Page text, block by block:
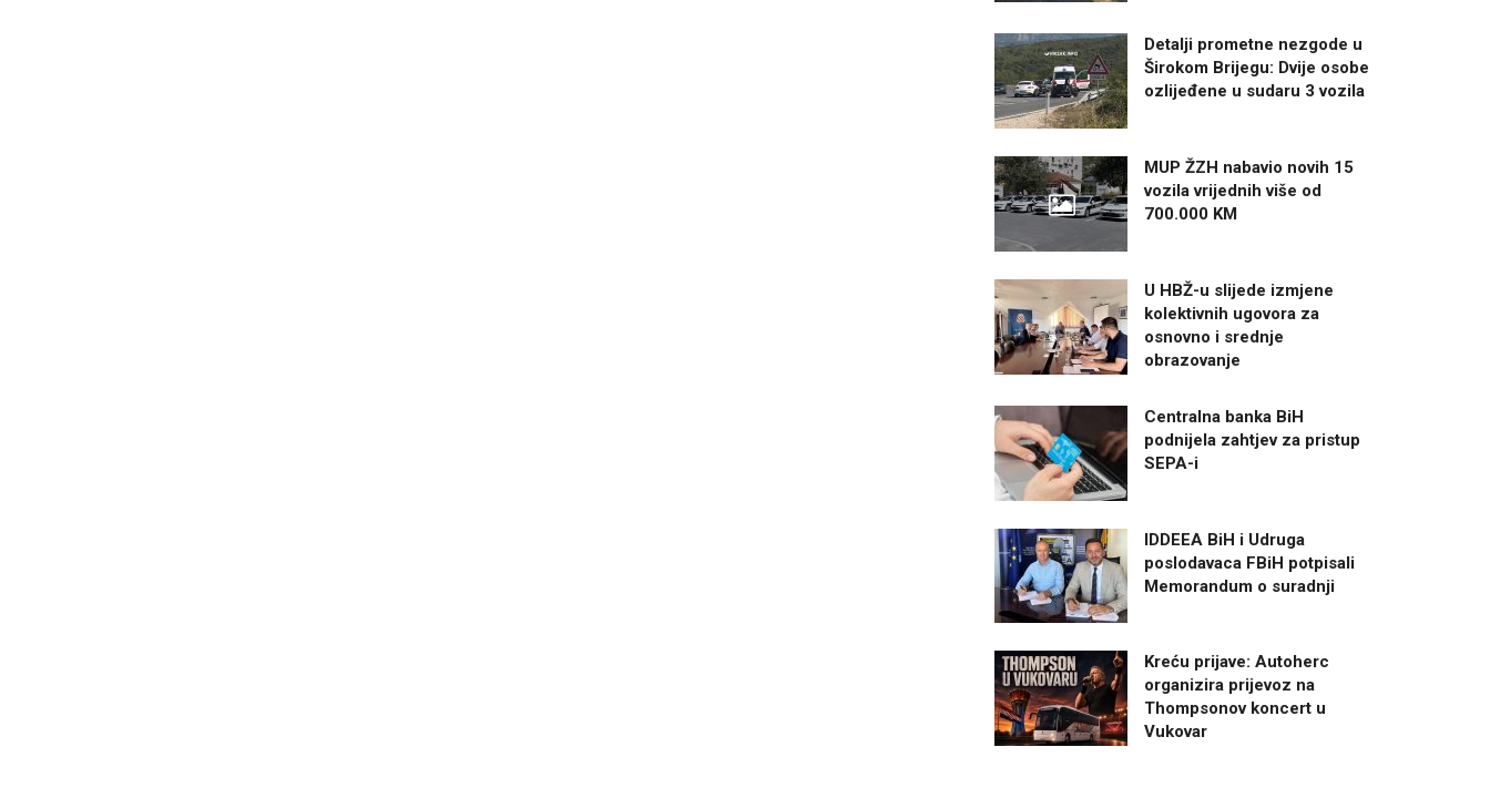
Detalji prometne nezgode u
Širokom Brijegu: Dvije osobe
ozlijeđene u sudaru 3 vozila
MUP ŽZH nabavio novih 15
vozila vrijednih više od
700.000 KM
U HBŽ-u slijede izmjene
kolektivnih ugovora za
osnovno i srednje
obrazovanje
Centralna banka BiH
podnijela zahtjev za pristup
SEPA-i
IDDEEA BiH i Udruga
poslodavaca FBiH potpisali
Memorandum o suradnji
Kreću prijave: Autoherc
organizira prijevoz na
Thompsonov koncert u
Vukovar